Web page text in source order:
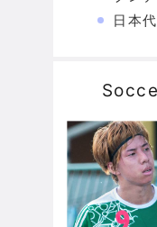
日本